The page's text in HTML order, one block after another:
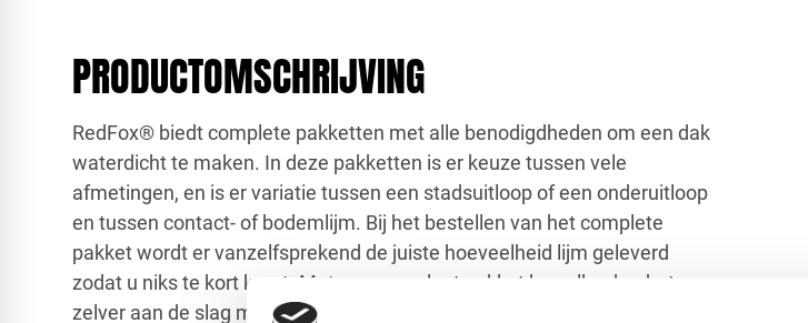
PRODUCTOMSCHRIJVING
RedFox® biedt complete pakketten met alle benodigdheden om een dak
waterdicht te maken. In deze pakketten is er keuze tussen vele
afmetingen, en is er variatie tussen een stadsuitloop of een onderuitloop
en tussen contact- of bodemlijm. Bij het bestellen van het complete
pakket wordt er vanzelfsprekend de juiste hoeveelheid lijm geleverd
zodat u niks te kort komt. Met een compleet pakket kan elke doe-het-
zelver aan de slag met EPDM-dakbedekking. Wij raden aan om circa 30